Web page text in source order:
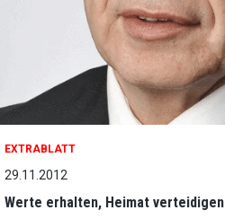
EXTRABLATT
29.11.2012
Werte erhalten, Heimat verteidigen